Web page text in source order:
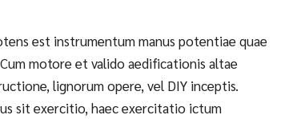
est instrumentum manus potentiae quae
motore et valido aedificationis altae
lignorum opere, vel DIY inceptis.
sit exercitio, haec exercitatio ictum